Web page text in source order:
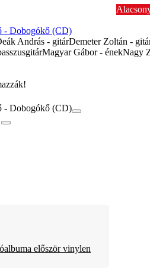
- Dobogókő (CD)
András - gitárDemeter Zoltán -
Gábor - énekNagy
- Dobogókő (CD)
először vinylen